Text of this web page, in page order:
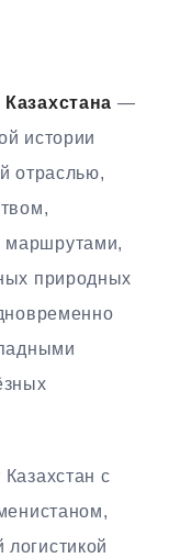
—
истории
отраслью,
маршрутами,
природных
с